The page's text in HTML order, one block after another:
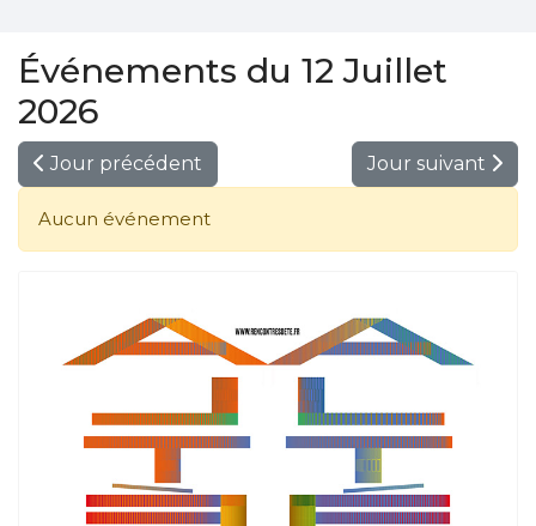
Événements du 12 Juillet
2026
Jour précédent Jour suivant
Aucun événement